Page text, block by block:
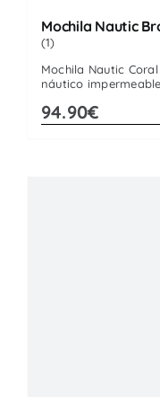
Mochila Nautic
(1)
Mochila Nautic
náutico
94.90€